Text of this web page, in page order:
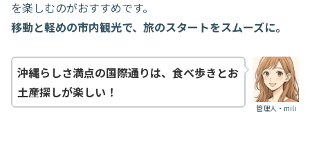
を楽しむのがおすすめです。
移動と軽めの市内観光で、旅のスタートをスムーズに。
管理人・mili
沖縄らしさ満点の国際通りは、食べ歩きとお
土産探しが楽しい！